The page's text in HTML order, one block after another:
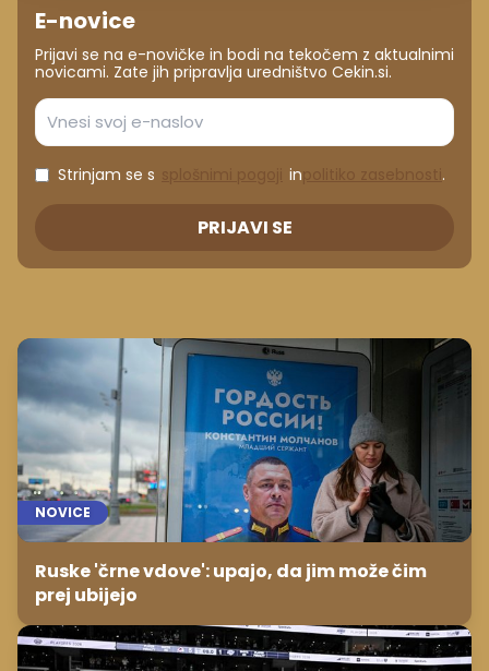
E-novice
Prijavi se na e-novičke in bodi na tekočem z aktualnimi
novicami. Zate jih pripravlja uredništvo Cekin.si.
Strinjam se s in .
PRIJAVI SE
NOVICE
Ruske 'črne vdove': upajo, da jim može čim
prej ubijejo